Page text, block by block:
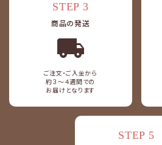
STEP 3
商品の発送
ご注文・ご入金から
約３～４週間での
お届けとなります
STEP 5